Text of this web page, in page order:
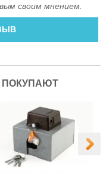
своим мнением.
ПОКУПАЮТ